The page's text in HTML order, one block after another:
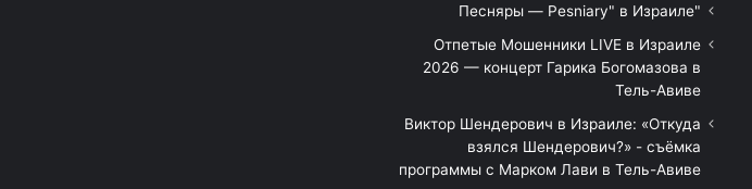
"Песняры — Pesniary" в Израиле
Отпетые Мошенники LIVE в Израиле
2026 — концерт Гарика Богомазова в
Тель-Авиве
Виктор Шендерович в Израиле: «Откуда
взялся Шендерович?» - съёмка
программы с Марком Лави в Тель-Авиве